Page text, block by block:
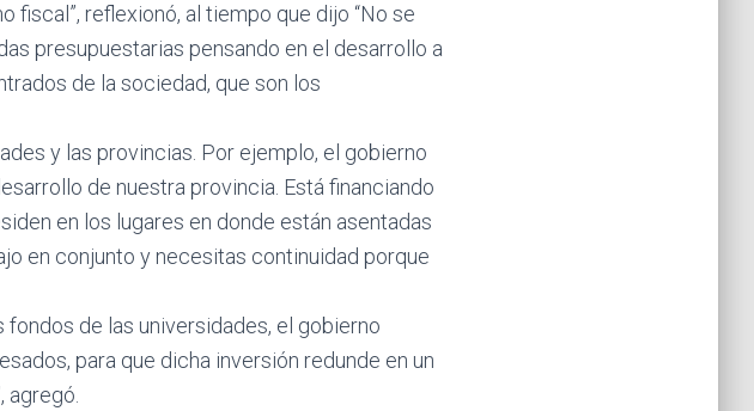
fiscal”, reflexionó, al tiempo que dijo “No se
presupuestarias pensando en el desarrollo a
de la sociedad, que son los
y las provincias. Por ejemplo, el gobierno
de nuestra provincia. Está financiando
en los lugares en donde están asentadas
en conjunto y necesitas continuidad porque
fondos de las universidades, el gobierno
para que dicha inversión redunde en un
agregó.